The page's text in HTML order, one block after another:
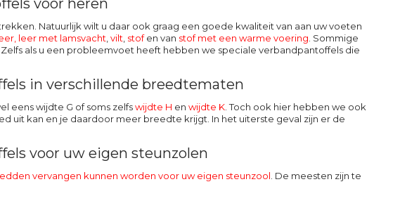
voor heren
Natuurlijk wilt u daar ook graag een goede kwaliteit van aan uw voeten
leer met lamsvacht vilt stofen van stof met een warme voering . Sommige
als u een probleemvoet heeft hebben we speciale verbandpantoffels die
in verschillende breedtematen
eens wijdte G of soms zelfswijdte H en wijdte K. Toch ook hier hebben we ook
uit kan en je daardoor meer breedte krijgt. In het uiterste geval zijn er de
voor uw eigen steunzolen
vervangen kunnen worden voor uw eigen steunzool . De meesten zijn te